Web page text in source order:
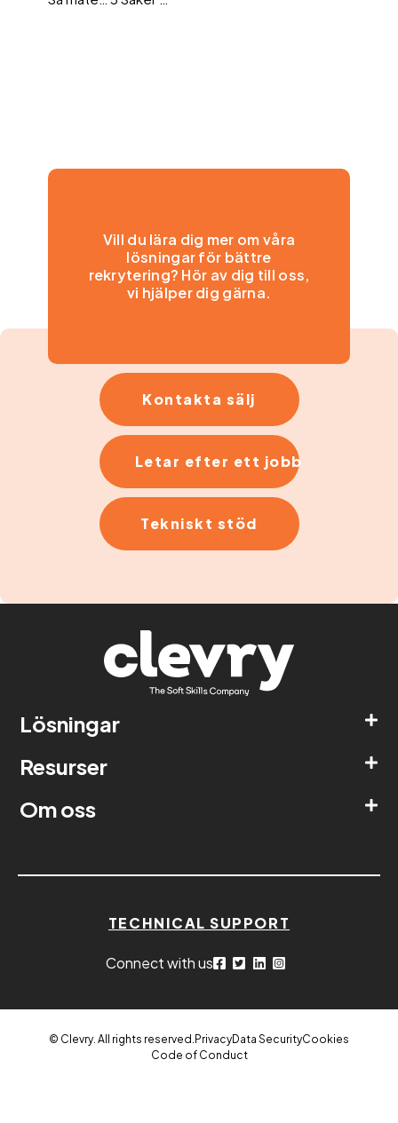
Vill du lära dig mer om våra
lösningar för bättre
rekrytering? Hör av dig till oss,
vi hjälper dig gärna.
Kontakta sälj
Letar efter ett jobb
Tekniskt stöd
Lösningar
Resurser
Om oss
TECHNICAL SUPPORT
Connect with us
© Clevry. All rights reserved. PrivacyData SecurityCookies
Code of Conduct